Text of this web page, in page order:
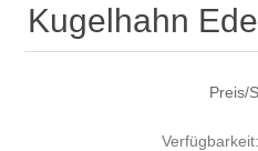
Kugelhahn
Preis/
Verfügbarkeit: